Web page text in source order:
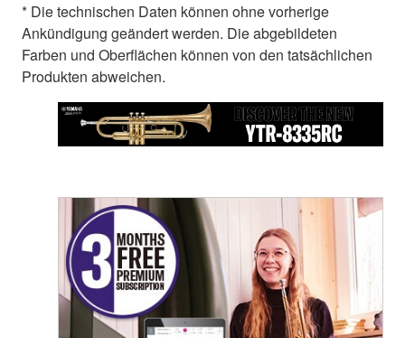
* Die technischen Daten können ohne vorherige
Ankündigung geändert werden. Die abgebildeten
Farben und Oberflächen können von den tatsächlichen
Produkten abweichen.